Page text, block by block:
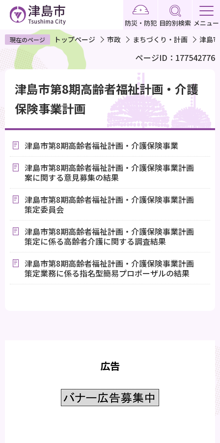
ペ
ー
ジ
で
す
防災・防犯 目的別検索 メニュー
現在のページ トップページ 市政 まちづくり・計画 津島
ページID：177542776
か
津島市第8期高齢者福祉計画・介護
保険事業計画
津島市第8期高齢者福祉計画・介護保険事業
津島市第8期高齢者福祉計画・介護保険事業計画
案に関する意見募集の結果
津島市第8期高齢者福祉計画・介護保険事業計画
策定委員会
津島市第8期高齢者福祉計画・介護保険事業計画
策定に係る高齢者介護に関する調査結果
津島市第8期高齢者福祉計画・介護保険事業計画
策定業務に係る指名型簡易プロポーザルの結果
広告